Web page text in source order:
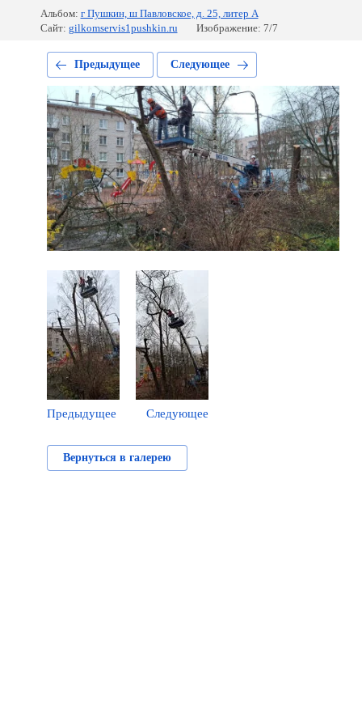
Альбом: г Пушкин, ш Павловское, д. 25, литер А
Сайт: gilkomservis1pushkin.ru Изображение: 7/7
Предыдущее Следующее
Предыдущее Следующее
Вернуться в галерею